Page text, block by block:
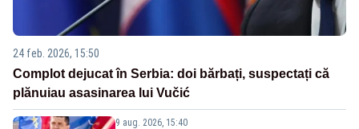
24 feb. 2026, 15:50
Complot dejucat în Serbia: doi bărbați, suspectați că
plănuiau asasinarea lui Vučić
9 aug. 2026, 15:40